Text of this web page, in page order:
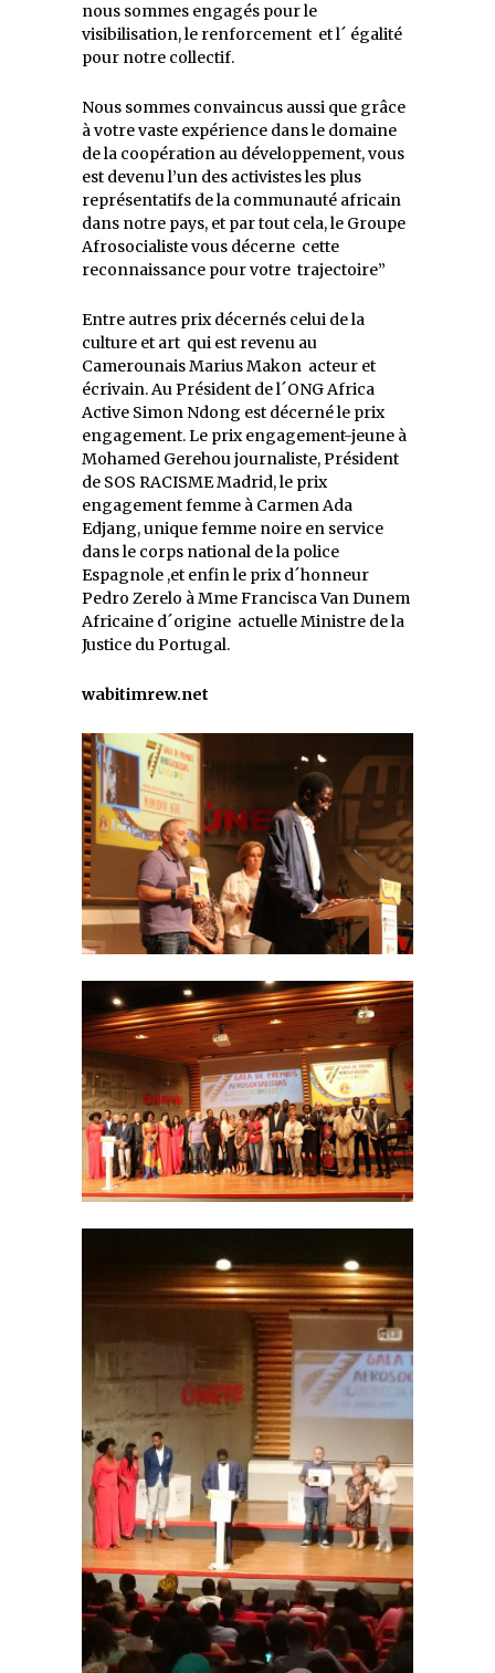
nous sommes engagés pour le
visibilisation, le renforcement et l´ égalité
pour notre collectif.
Nous sommes convaincus aussi que grâce
à votre vaste expérience dans le domaine
de la coopération au développement, vous
est devenu l’un des activistes les plus
représentatifs de la communauté africain
dans notre pays, et par tout cela, le Groupe
Afrosocialiste vous décerne cette
reconnaissance pour votre trajectoire”
Entre autres prix décernés celui de la
culture et art qui est revenu au
Camerounais Marius Makon acteur et
écrivain. Au Président de l´ONG Africa
Active Simon Ndong est décerné le prix
engagement. Le prix engagement-jeune à
Mohamed Gerehou journaliste, Président
de SOS RACISME Madrid, le prix
engagement femme à Carmen Ada
Edjang, unique femme noire en service
dans le corps national de la police
Espagnole ,et enfin le prix d´honneur
Pedro Zerelo à Mme Francisca Van Dunem
Africaine d´origine actuelle Ministre de la
Justice du Portugal.
wabitimrew.net